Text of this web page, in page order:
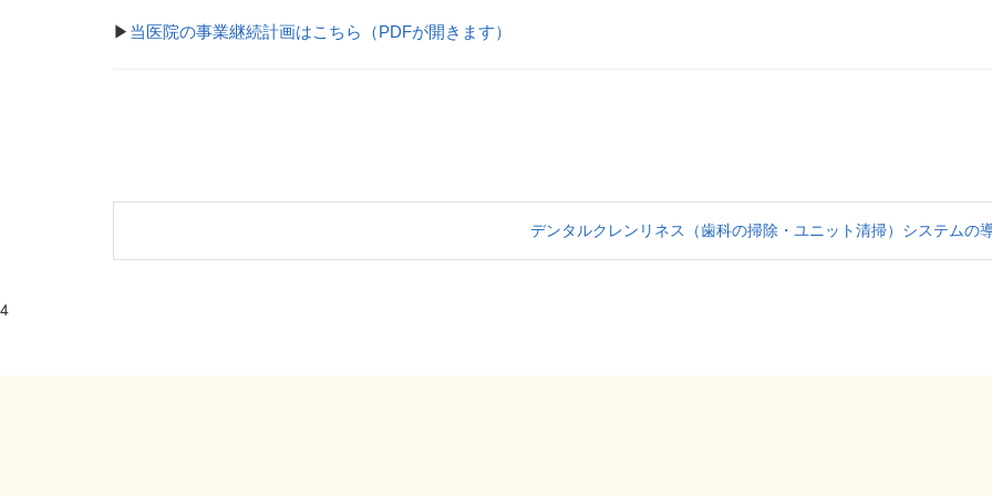
▶ 当医院の事業継続計画はこちら（PDFが開きます）
デンタルクレンリネス（歯科の掃除・ユニット清掃）システムの
4